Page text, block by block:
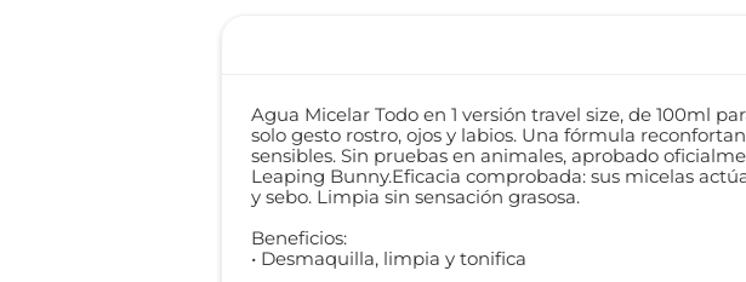
Agua Micelar Todo en 1 versión travel size, de 100ml
solo gesto rostro, ojos y labios. Una fórmula
sensibles. Sin pruebas en animales, aprobado
Leaping Bunny.Eficacia comprobada: sus micelas
y sebo. Limpia sin sensación grasosa.
Beneficios:
• Desmaquilla, limpia y tonifica